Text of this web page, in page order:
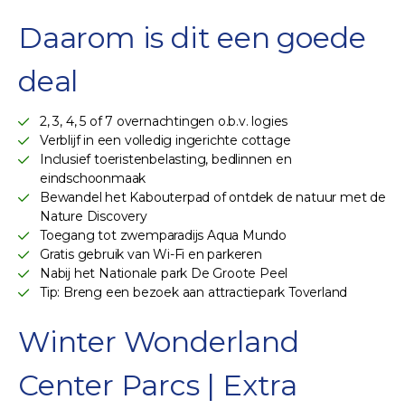
Daarom is dit een goede
deal
2, 3, 4, 5 of 7 overnachtingen o.b.v. logies
Verblijf in een volledig ingerichte cottage
Inclusief toeristenbelasting, bedlinnen en
eindschoonmaak
Bewandel het Kabouterpad of ontdek de natuur met de
Nature Discovery
Toegang tot zwemparadijs Aqua Mundo
Gratis gebruik van Wi-Fi en parkeren
Nabij het Nationale park De Groote Peel
Tip: Breng een bezoek aan attractiepark Toverland
Winter Wonderland
Center Parcs | Extra